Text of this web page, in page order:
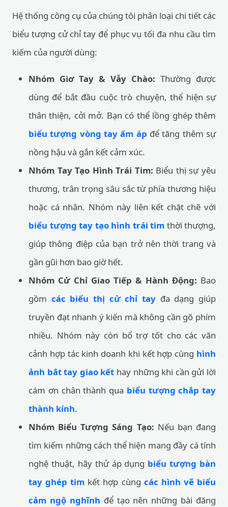
Hệ thống công cụ của chúng tôi phân loại chi tiết các
biểu tượng cử chỉ tay để phục vụ tối đa nhu cầu tìm
kiếm của người dùng:
Nhóm Giơ Tay & Vẫy Chào: Thường được
dùng để bắt đầu cuộc trò chuyện, thể hiện sự
thân thiện, cởi mở. Bạn có thể lồng ghép thêm
biểu tượng vòng tay ấm áp để tăng thêm sự
nồng hậu và gắn kết cảm xúc.
Nhóm Tay Tạo Hình Trái Tim: Biểu thị sự yêu
thương, trân trọng sâu sắc từ phía thương hiệu
hoặc cá nhân. Nhóm này liên kết chặt chẽ với
biểu tượng tay tạo hình trái tim thời thượng,
giúp thông điệp của bạn trở nên thời trang và
gần gũi hơn bao giờ hết.
Nhóm Cử Chỉ Giao Tiếp & Hành Động: Bao
gồm các biểu thị cử chỉ tay đa dạng giúp
truyền đạt nhanh ý kiến mà không cần gõ phím
nhiều. Nhóm này còn bổ trợ tốt cho các văn
cảnh hợp tác kinh doanh khi kết hợp cùng hình
ảnh bắt tay giao kết hay những khi cần gửi lời
cám ơn chân thành qua biểu tượng chắp tay
thành kính.
Nhóm Biểu Tượng Sáng Tạo: Nếu bạn đang
tìm kiếm những cách thể hiện mang đầy cá tính
nghệ thuật, hãy thử áp dụng biểu tượng bàn
tay ghép tim kết hợp cùng các hình vẽ biểu
cảm ngộ nghĩnh để tạo nên những bài đăng